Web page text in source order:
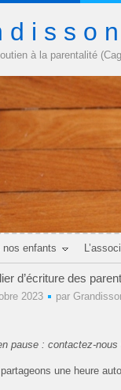
d i s s o
à la parentalité
enfants
d’écriture des
2023 par
pause : contactez-
une heure